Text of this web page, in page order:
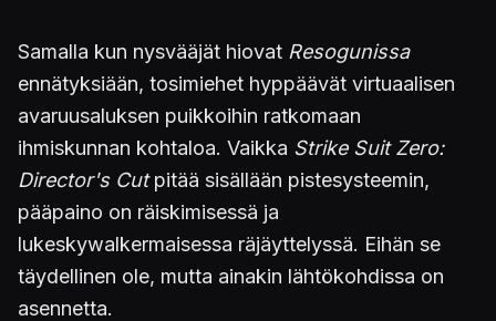
Samalla kun nysvääjät hiovat Resogunissa
ennätyksiään, tosimiehet hyppäävät virtuaalisen
avaruusaluksen puikkoihin ratkomaan
ihmiskunnan kohtaloa. Vaikka Strike Suit Zero:
Director's Cutpitää sisällään pistesysteemin,
pääpaino on räiskimisessä ja
lukeskywalkermaisessa räjäyttelyssä. Eihän se
täydellinen ole, mutta ainakin lähtökohdissa on
asennetta.